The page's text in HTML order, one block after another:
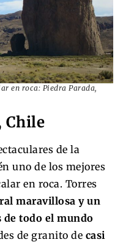
en roca: Piedra Parada,
Chile
de la
uno de los mejores
en roca. Torres
maravillosa y un
de todo el mundo
de granito de casi